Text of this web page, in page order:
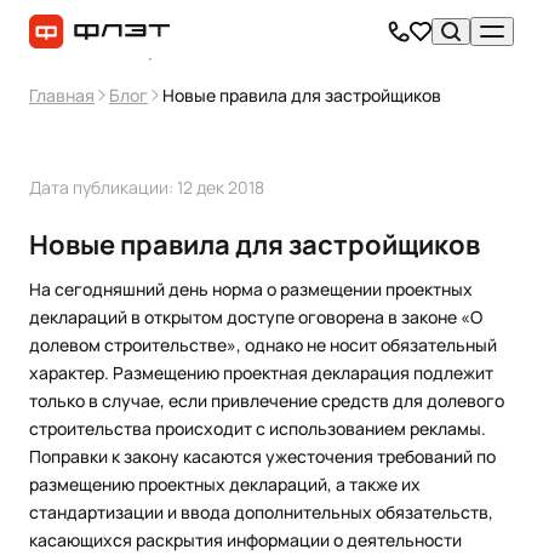
Главная Блог Новые правила для застройщиков
Дата публикации: 12 дек 2018
Новые правила для застройщиков
На сегодняшний день норма о размещении проектных
деклараций в открытом доступе оговорена в законе «О
долевом строительстве», однако не носит обязательный
характер. Размещению проектная декларация подлежит
только в случае, если привлечение средств для долевого
строительства происходит с использованием рекламы.
Поправки к закону касаются ужесточения требований по
размещению проектных деклараций, а также их
стандартизации и ввода дополнительных обязательств,
касающихся раскрытия информации о деятельности